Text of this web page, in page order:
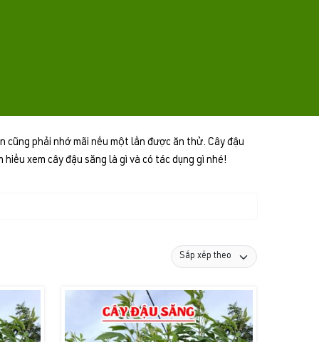
cũng phải nhớ mãi nếu một lần được ăn thử. Cây đậu
xem cây đậu săng là gì và có tác dụng gì nhé!